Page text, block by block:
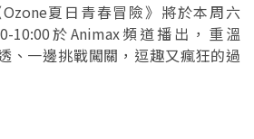
夏日青春冒險》將於本周六
10:00於Animax頻道播出，重溫
、一邊挑戰闖關，逗趣又瘋狂的過